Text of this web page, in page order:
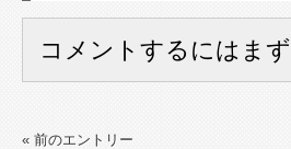
コメントするにはまず
« 前のエントリー